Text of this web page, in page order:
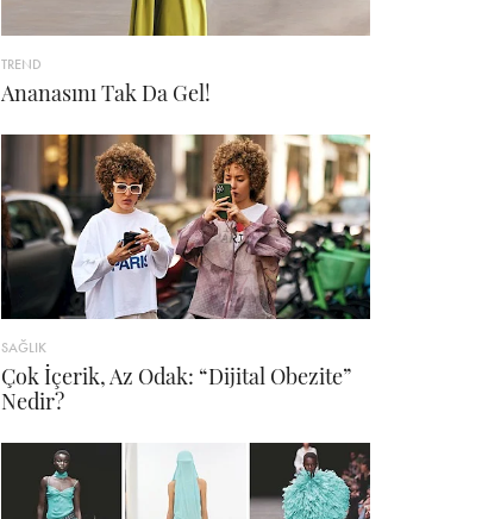
TREND
Ananasını Tak Da Gel!
SAĞLIK
Çok İçerik, Az Odak: “Dijital Obezite”
Nedir?